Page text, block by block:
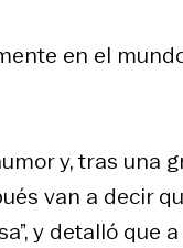
en el
y, tras una
van a decir
y detalló que